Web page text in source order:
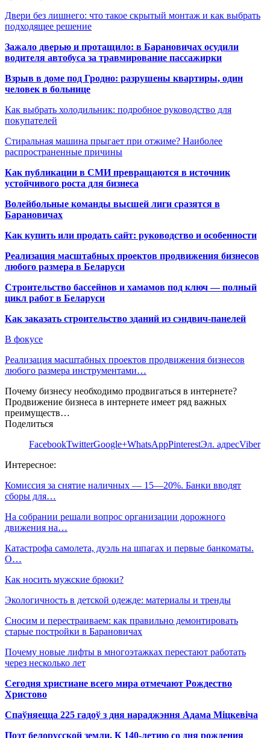
Двери без лишнего: что такое скрытый монтаж и как выбрать
подходящее решение
Зажало дверью и протащило: в Барановичах осудили
водителя автобуса за травмирование пассажирки
Взрыв в доме под Гродно: разрушены квартиры, один
человек в больнице
Как выбрать холодильник: подробное руководство для
покупателей
Стиральная машина прыгает при отжиме? Наиболее
распространенные причины
Как публикации в СМИ превращаются в источник
устойчивого роста для бизнеса
Волейбольные команды высшей лиги сразятся в
Барановичах
Как купить или продать сайт: руководство и особенности
Реализация масштабных проектов продвижения бизнесов
любого размера в Беларуси
Строительство бассейнов и хамамов под ключ — полный
цикл работ в Беларуси
Как заказать строительство зданий из сэндвич-панелей
В фокусе
Реализация масштабных проектов продвижения бизнесов
любого размера инструментами…
Почему бизнесу необходимо продвигаться в интернете?
Продвижение бизнеса в интернете имеет ряд важных
преимуществ…
Поделиться
FacebookTwitterGoogle+WhatsAppPinterestЭл. адресViber
Интересное:
Комиссия за снятие наличных — 15—20%. Банки вводят
сборы для…
На собрании решали вопрос организации дорожного
движения на…
Катастрофа самолета, дуэль на шпагах и первые банкоматы.
О…
Как носить мужские брюки?
Экологичность в детской одежде: материалы и тренды
Сносим и перестраиваем: как правильно демонтировать
старые постройки в Барановичах
Почему новые лифты в многоэтажках перестают работать
через несколько лет
Сегодня христиане всего мира отмечают Рождество
Христово
Спаўняецца 225 гадоў з дня нараджэння Адама Міцкевіча
Поэт белорусской земли. К 140-летию со дня рождения